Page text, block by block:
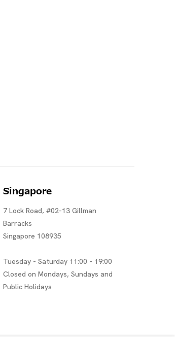
Singapore
7 Lock Road, #02-13 Gillman
Barracks
Singapore 108935
Tuesday - Saturday 11:00 - 19:00
Closed on Mondays, Sundays and
Public Holidays